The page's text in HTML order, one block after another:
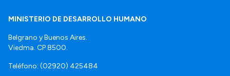
MINISTERIO DE DESARROLLO HUMANO
Belgrano y Buenos Aires.
Viedma. CP 8500.
Teléfono: (02920) 425484